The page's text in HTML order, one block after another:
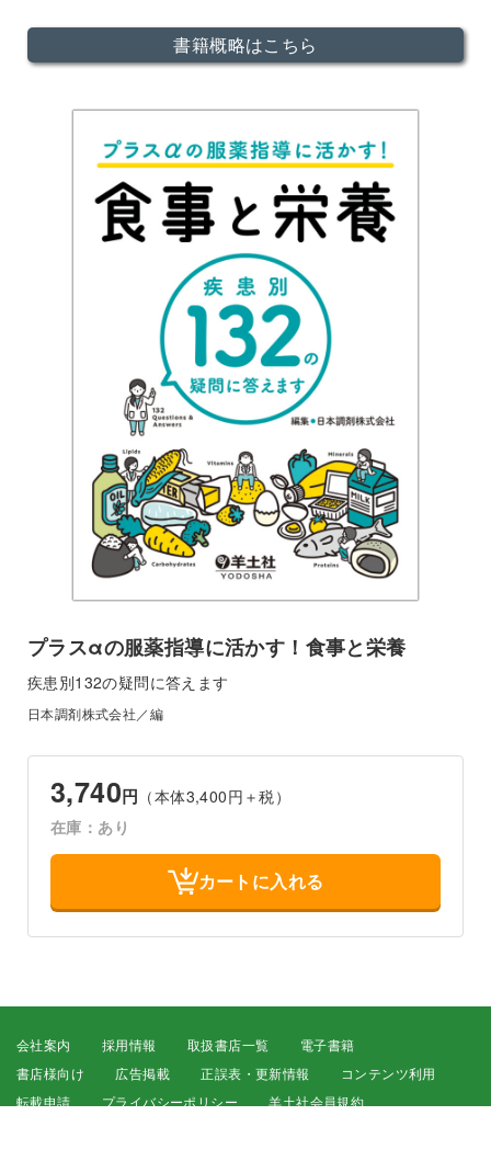
書籍概略はこちら
プラスαの服薬指導に活かす！食事と栄養
疾患別132の疑問に答えます
日本調剤株式会社／編
3,740円 （本体3,400円＋税）
在庫：あり
カートに入れる
会社案内 採用情報 取扱書店一覧
電子書籍
書店様向け
広告掲載 正誤表・更新情報
コンテンツ利用
転載申請
プライバシーポリシー
羊土社会員規約